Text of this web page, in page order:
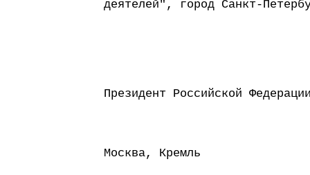
деятелей", город Санкт-
Президент
Москва, Кремль